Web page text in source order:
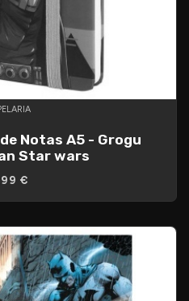
Notas A5 - Grogu
Star wars
€